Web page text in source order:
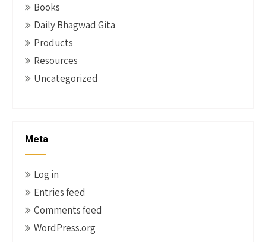
Books
Daily Bhagwad Gita
Products
Resources
Uncategorized
Meta
Log in
Entries feed
Comments feed
WordPress.org